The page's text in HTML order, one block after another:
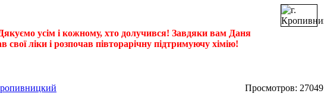
усім і кожному, хто долучився! Завдяки вам Даня
свої ліки і розпочав півторарічну підтримуючу хімію!
Просмотров: 27049